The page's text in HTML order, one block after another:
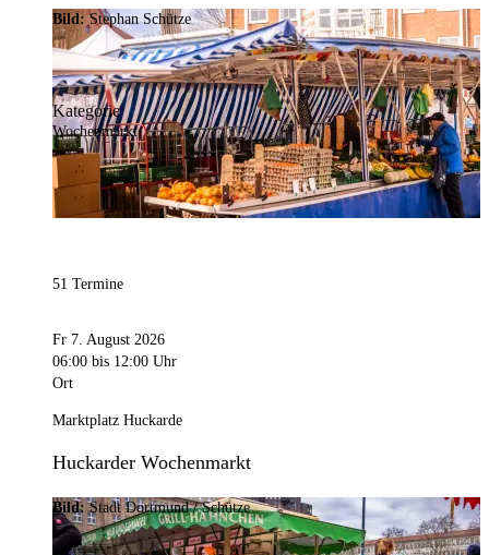
Bild:Stephan Schütze
Kategorie
Wochenmarkt
51 Termine
Fr 7. August 2026
06:00 bis 12:00 Uhr
Ort
Marktplatz Huckarde
Huckarder Wochenmarkt
Bild:Stadt Dortmund / Schütze